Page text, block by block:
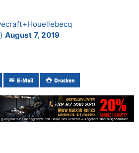
August 7, 2019
E-Mail Drucken